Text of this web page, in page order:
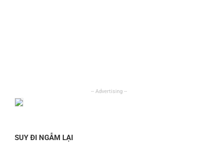
SUY ĐI NGẪM LẠI